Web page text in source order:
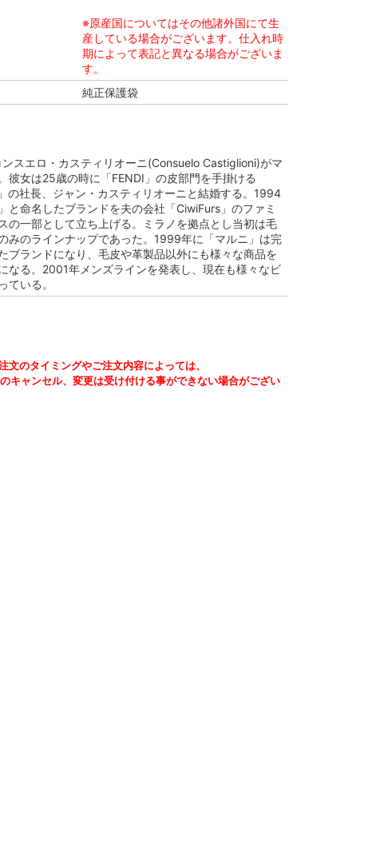
※原産国についてはその他諸外国にて生
産している場合がございます。仕入れ時
期によって表記と異なる場合がございま
す。
純正保護袋
スエロ・カスティリオーニ(Consuelo Castiglioni)がマ
彼女は25歳の時に「FENDI」の皮部門を手掛ける
の社長、ジャン・カスティリオーニと結婚する。1994
と命名したブランドを夫の会社「CiwiFurs」のファミ
の一部として立ち上げる。ミラノを拠点とし当初は毛
みのラインナップであった。1999年に「マルニ」は完
ブランドになり、毛皮や革製品以外にも様々な商品を
なる。2001年メンズラインを発表し、現在も様々なビ
ている。
文のタイミングやご注文内容によっては、
キャンセル、変更は受け付ける事ができない場合がござい